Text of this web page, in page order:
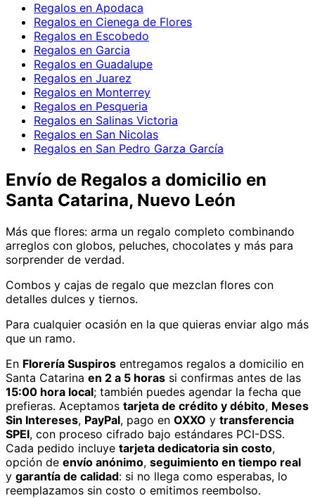
Regalos en Apodaca
Regalos en Cienega de Flores
Regalos en Escobedo
Regalos en Garcia
Regalos en Guadalupe
Regalos en Juarez
Regalos en Monterrey
Regalos en Pesqueria
Regalos en Salinas Victoria
Regalos en San Nicolas
Regalos en San Pedro Garza García
Envío de Regalos a domicilio en
Santa Catarina, Nuevo León
Más que flores: arma un regalo completo combinando
arreglos con globos, peluches, chocolates y más para
sorprender de verdad.
Combos y cajas de regalo que mezclan flores con
detalles dulces y tiernos.
Para cualquier ocasión en la que quieras enviar algo más
que un ramo.
En Florería Suspiros entregamos regalos a domicilio en
Santa Catarina en 2 a 5 horas si confirmas antes de las
15:00 hora local; también puedes agendar la fecha que
prefieras. Aceptamos tarjeta de crédito y débito, Meses
Sin Intereses, PayPal, pago en OXXO y transferencia
SPEI, con proceso cifrado bajo estándares PCI-DSS.
Cada pedido incluye tarjeta dedicatoria sin costo,
opción de envío anónimo, seguimiento en tiempo real
y garantía de calidad: si no llega como esperabas, lo
reemplazamos sin costo o emitimos reembolso.